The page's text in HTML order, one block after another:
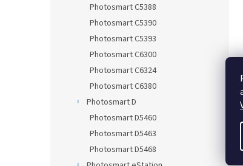
Photosmart C5388
Photosmart C5390
Photosmart C5393
Photosmart C6300
Photosmart C6324
Photosmart C6380
Photosmart D
Photosmart D5460
Photosmart D5463
Photosmart D5468